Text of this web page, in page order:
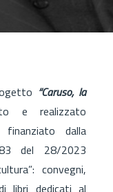
“Caruso, la
e realizzato
finanziato dalla
del 28/2023
convegni,
libri dedicati al